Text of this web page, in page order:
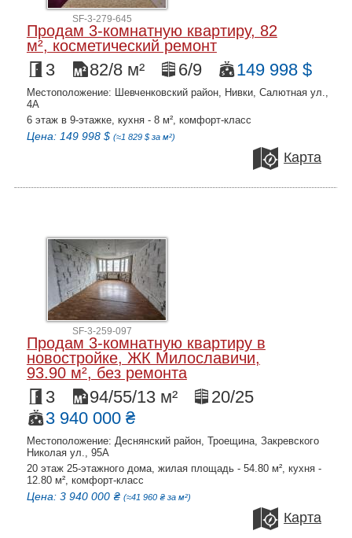
SF-3-279-645
Продам 3-комнатную квартиру, 82
м², косметический ремонт
3 82/8 м² 6/9 149 998 $
Местоположение: Шевченковский район, Нивки, Салютная ул.,
4А
6 этаж в 9-этажке, кухня - 8 м², комфорт-класс
Цена: 149 998 $ (≈1 829 $ за м²)
Карта
SF-3-259-097
Продам 3-комнатную квартиру в
новостройке, ЖК Милославичи,
93.90 м², без ремонта
3 94/55/13 м²
20/25
3 940 000 ₴
Местоположение: Деснянский район, Троещина, Закревского
Николая ул., 95А
20 этаж 25-этажного дома, жилая площадь - 54.80 м², кухня -
12.80 м², комфорт-класс
Цена: 3 940 000 ₴ (≈41 960 ₴ за м²)
Карта